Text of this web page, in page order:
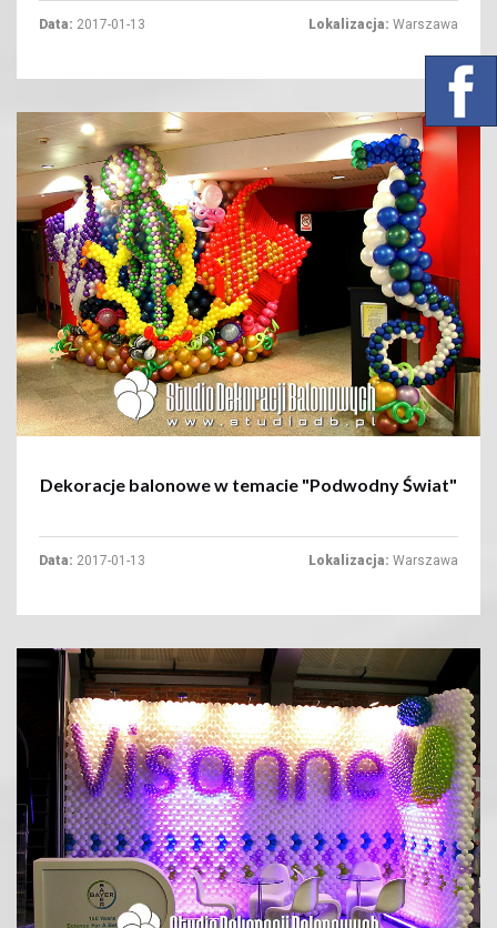
Data: 2017-01-13 Lokalizacja: Warszawa
+
Dekoracje balonowe w temacie "Podwodny Świat"
Data: 2017-01-13 Lokalizacja: Warszawa
+